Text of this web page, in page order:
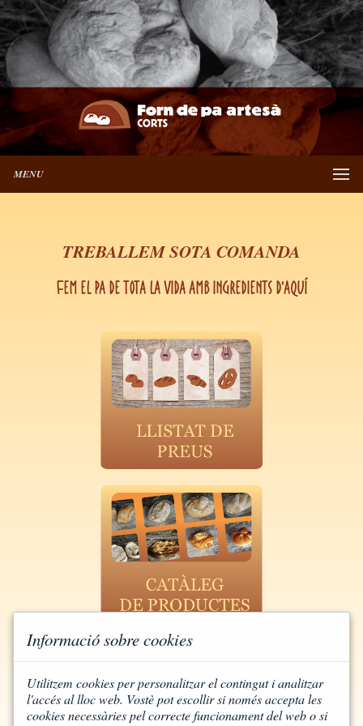
MENU
TREBALLEM SOTA COMANDA
Fem el pa de tota la vida amb ingredients d'aquí
Informació sobre cookies
Utilitzem cookies per personalitzar el contingut i analitzar
l'accés al lloc web. Vostè pot escollir si només accepta les
cookies necessàries pel correcte funcionament del web o si